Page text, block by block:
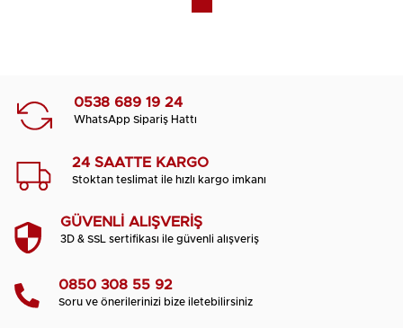
0538 689 19 24
WhatsApp Sipariş Hattı
24 SAATTE KARGO
Stoktan teslimat ile hızlı kargo imkanı
GÜVENLİ ALIŞVERİŞ
3D & SSL sertifikası ile güvenli alışveriş
0850 308 55 92
Soru ve önerilerinizi bize iletebilirsiniz